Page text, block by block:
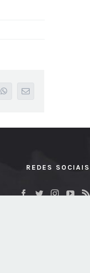
whatsappEmail
REDES SOCIAIS